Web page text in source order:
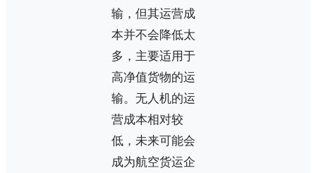
输，但其运营成
本并不会降低太
多，主要适用于
高净值货物的运
输。无人机的运
营成本相对较
低，未来可能会
成为航空货运企